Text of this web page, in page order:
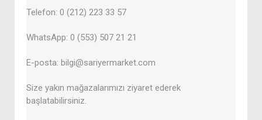
Telefon: 0 (212) 223 33 57
WhatsApp: 0 (553) 507 21 21
E-posta: bilgi@sariyermarket.com
Size yakın mağazalarımızı ziyaret ederek
başlatabilirsiniz.